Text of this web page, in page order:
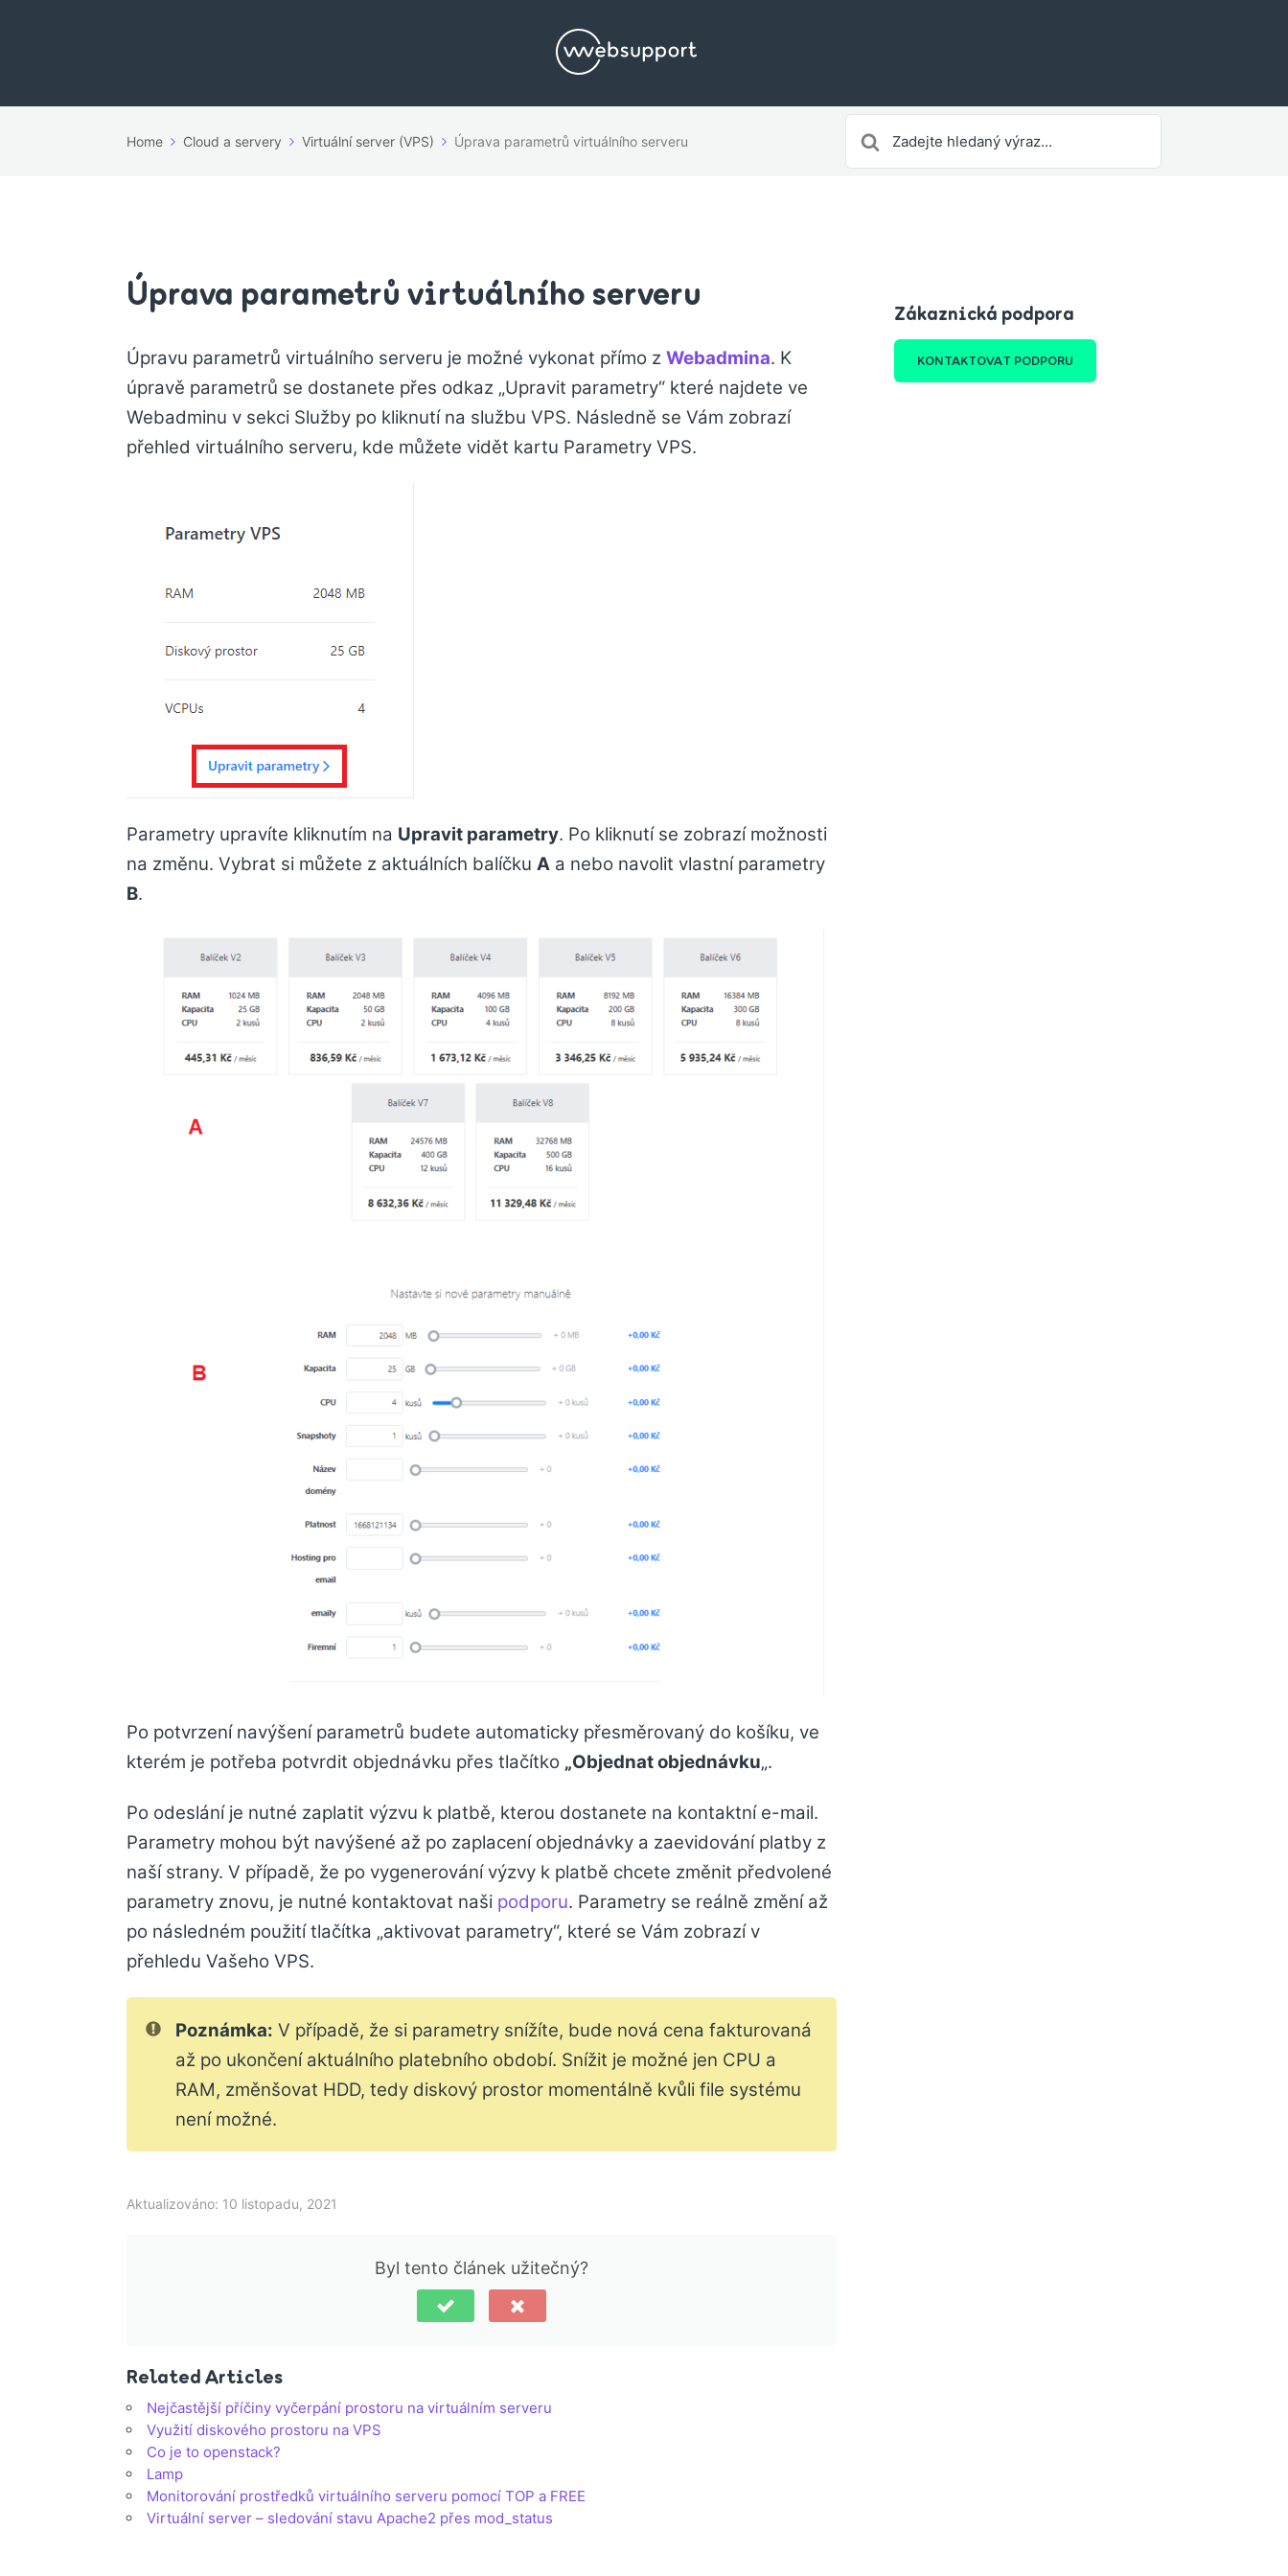
Home Cloud a servery Virtuální server (VPS) Úprava parametrů virtuálního serveru
For
Úprava parametrů virtuálního serveru
Úpravu parametrů virtuálního serveru je možné vykonat přímo z Webadmina. K
úpravě parametrů se dostanete přes odkaz „Upravit parametry“ které najdete ve
Webadminu v sekci Služby po kliknutí na službu VPS. Následně se Vám zobrazí
přehled virtuálního serveru, kde můžete vidět kartu Parametry VPS.
Parametry upravíte kliknutím na Upravit parametry. Po kliknutí se zobrazí možnosti
na změnu. Vybrat si můžete z aktuálních balíčku A a nebo navolit vlastní parametry
B.
Po potvrzení navýšení parametrů budete automaticky přesměrovaný do košíku, ve
kterém je potřeba potvrdit objednávku přes tlačítko „Objednat objednávku„.
Po odeslání je nutné zaplatit výzvu k platbě, kterou dostanete na kontaktní e-mail.
Parametry mohou být navýšené až po zaplacení objednávky a zaevidování platby z
naší strany. V případě, že po vygenerování výzvy k platbě chcete změnit předvolené
parametry znovu, je nutné kontaktovat naši podporu. Parametry se reálně změní až
po následném použití tlačítka „aktivovat parametry“, které se Vám zobrazí v
přehledu Vašeho VPS.
Poznámka: V případě, že si parametry snížíte, bude nová cena fakturovaná
až po ukončení aktuálního platebního období. Snížit je možné jen CPU a
RAM, změnšovat HDD, tedy diskový prostor momentálně kvůli file systému
není možné.
Aktualizováno: 10 listopadu, 2021
Byl tento článek užitečný?
Related Articles
Nejčastější příčiny vyčerpání prostoru na virtuálním serveru
Využití diskového prostoru na VPS
Co je to openstack?
Lamp
Monitorování prostředků virtuálního serveru pomocí TOP a FREE
Virtuální server – sledování stavu Apache2 přes mod_status
Zákaznická podpora
KONTAKTOVAT PODPORU